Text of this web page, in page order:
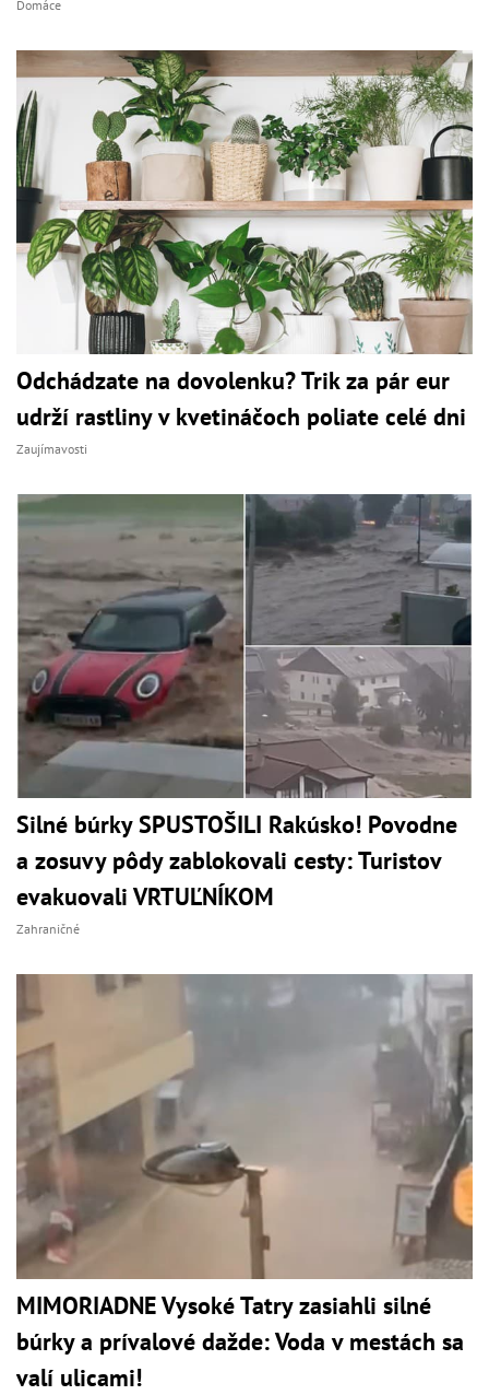
Domáce
Odchádzate na dovolenku? Trik za pár eur
udrží rastliny v kvetináčoch poliate celé dni
Zaujímavosti
Silné búrky SPUSTOŠILI Rakúsko! Povodne
a zosuvy pôdy zablokovali cesty: Turistov
evakuovali VRTUĽNÍKOM
Zahraničné
MIMORIADNE Vysoké Tatry zasiahli silné
búrky a prívalové dažde: Voda v mestách sa
valí ulicami!